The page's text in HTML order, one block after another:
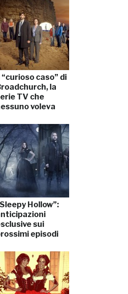
Il “curioso caso” di
la
TV che
voleva
Hollow”:
sui
episodi